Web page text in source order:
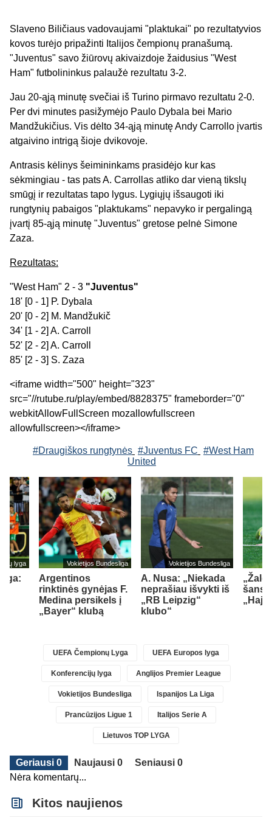
Slaveno Biličiaus vadovaujami "plaktukai" po rezultatyvios
kovos turėjo pripažinti Italijos čempionų pranašumą.
"Juventus" savo žiūrovų akivaizdoje žaidusius "West
Ham" futbolininkus palaužė rezultatu 3-2.
Jau 20-ąją minutę svečiai iš Turino pirmavo rezultatu 2-0.
Per dvi minutes pasižymėjo Paulo Dybala bei Mario
Mandžukičius. Vis dėlto 34-ąją minutę Andy Carrollo įvartis
atgaivino intrigą šioje dvikovoje.
Antrasis kėlinys šeimininkams prasidėjo kur kas
sėkmingiau - tas pats A. Carrollas atliko dar vieną tikslų
smūgį ir rezultatas tapo lygus. Lygiųjų išsaugoti iki
rungtynių pabaigos "plaktukams" nepavyko ir pergalingą
įvartį 85-ąją minutę "Juventus" gretose pelnė Simone
Zaza.
Rezultatas:
"West Ham" 2 - 3 "Juventus"
18' [0 - 1] P. Dybala
20' [0 - 2] M. Mandžukič
34' [1 - 2] A. Carroll
52' [2 - 2] A. Carroll
85' [2 - 3] S. Zaza
<iframe width="500" height="323"
src="//rutube.ru/play/embed/8828375" frameborder="0"
webkitAllowFullScreen mozallowfullscreen
allowfullscreen></iframe>
#Draugiškos rungtynės #Juventus FC #West Ham
United
lyga Vokietijos Bundesliga
Argentinos
rinktinės gynėjas F.
Medina persikels į
„Bayer“ klubą
Vokietijos Bundesliga
A. Nusa: „Niekada
neprašiau išvykti iš
„RB Leipzig“
klubo“
UEFA Čempionų Lyga UEFA Europos lyga
Konferencijų lyga Anglijos Premier League
Vokietijos Bundesliga Ispanijos La Liga
Prancūzijos Ligue 1 Italijos Serie A
Lietuvos TOP LYGA
Geriausi 0 Naujausi 0
Seniausi 0
Nėra komentarų...
Kitos naujienos